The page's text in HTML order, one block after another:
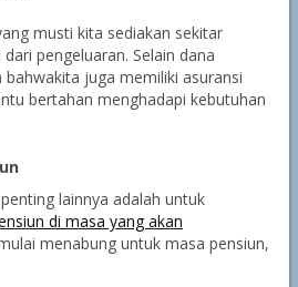
musti kita sediakan sekitar
pengeluaran. Selain dana
juga memiliki asuransi
bertahan menghadapi kebutuhan
lainnya adalah untuk
di masa yang akan
menabung untuk masa pensiun,